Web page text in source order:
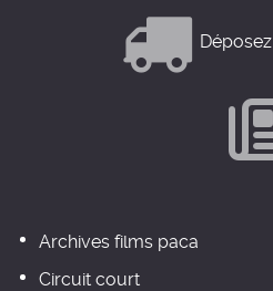
Déposez
Archives films paca
Circuit court